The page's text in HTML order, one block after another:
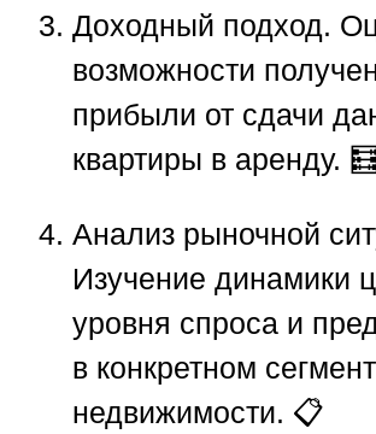
Доходный подход.
возможности
прибыли от сдачи
квартиры в аренду. 🧮
Анализ рыночной
Изучение динамики
уровня спроса и
в конкретном
недвижимости. 📋